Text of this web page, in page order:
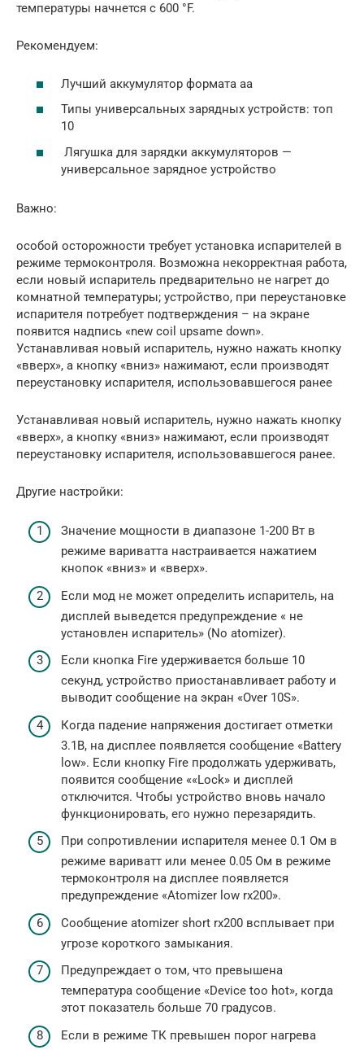
температуры начнется с 600 °F.
Рекомендуем:
Лучший аккумулятор формата аа
Типы универсальных зарядных устройств: топ
10
Лягушка для зарядки аккумуляторов —
универсальное зарядное устройство
Важно:
особой осторожности требует установка испарителей в
режиме термоконтроля. Возможна некорректная работа,
если новый испаритель предварительно не нагрет до
комнатной температуры; устройство, при переустановке
испарителя потребует подтверждения – на экране
появится надпись «new coil upsame down».
Устанавливая новый испаритель, нужно нажать кнопку
«вверх», а кнопку «вниз» нажимают, если производят
переустановку испарителя, использовавшегося ранее
Устанавливая новый испаритель, нужно нажать кнопку
«вверх», а кнопку «вниз» нажимают, если производят
переустановку испарителя, использовавшегося ранее.
Другие настройки:
Значение мощности в диапазоне 1-200 Вт в
режиме вариватта настраивается нажатием
кнопок «вниз» и «вверх».
Если мод не может определить испаритель, на
дисплей выведется предупреждение « не
установлен испаритель» (No atomizer).
Если кнопка Fire удерживается больше 10
секунд, устройство приостанавливает работу и
выводит сообщение на экран «Over 10S».
Когда падение напряжения достигает отметки
3.1В, на дисплее появляется сообщение «Battery
low». Если кнопку Fire продолжать удерживать,
появится сообщение ««Lock» и дисплей
отключится. Чтобы устройство вновь начало
функционировать, его нужно перезарядить.
При сопротивлении испарителя менее 0.1 Ом в
режиме вариватт или менее 0.05 Ом в режиме
термоконтроля на дисплее появляется
предупреждение «Atomizer low rx200».
Сообщение atomizer short rx200 всплывает при
угрозе короткого замыкания.
Предупреждает о том, что превышена
температура сообщение «Device too hot», когда
этот показатель больше 70 градусов.
Если в режиме ТК превышен порог нагрева